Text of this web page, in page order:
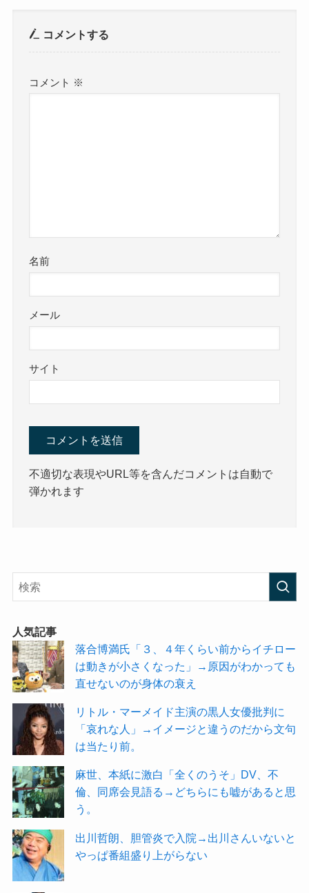
コメントする
コメント ※
名前
メール
サイト
不適切な表現やURL等を含んだコメントは自動で
弾かれます
人気記事
落合博満氏「３、４年くらい前からイチロー
は動きが小さくなった」→原因がわかっても
直せないのが身体の衰え
リトル・マーメイド主演の黒人女優批判に
「哀れな人」→イメージと違うのだから文句
は当たり前。
麻世、本紙に激白「全くのうそ」DV、不
倫、同席会見語る→どちらにも嘘があると思
う。
出川哲朗、胆管炎で入院→出川さんいないと
やっぱ番組盛り上がらない